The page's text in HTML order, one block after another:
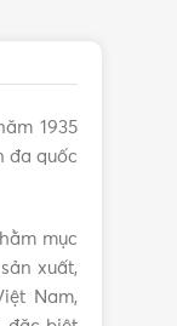
1935
đa quốc
mục
xuất,
Nam,